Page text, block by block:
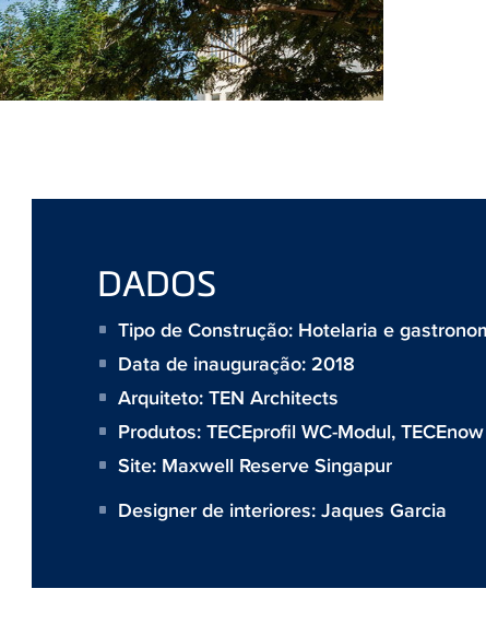
DADOS
Tipo de Construção: Hotelaria e
Data de inauguração: 2018
Arquiteto:TEN Architects
Produtos:TECEprofil WC-Modul, TECEnow
Site: Maxwell Reserve Singapur
Designer de interiores: Jaques Garcia